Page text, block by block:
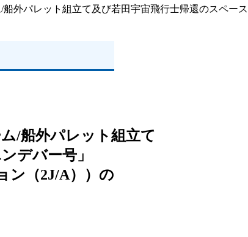
外パレット組立て及び若田宇宙飛行士帰還のスペー
/船外パレット組立て
デバー号」
ン（2J/A））の